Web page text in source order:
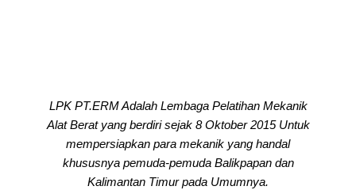
LPK PT.ERM Adalah Lembaga Pelatihan Mekanik
Alat Berat yang berdiri sejak 8 Oktober 2015 Untuk
mempersiapkan para mekanik yang handal
khususnya pemuda-pemuda Balikpapan dan
Kalimantan Timur pada Umumnya.